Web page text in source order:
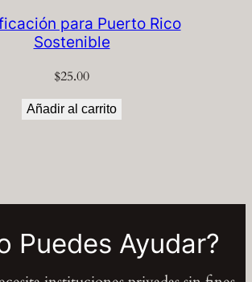
para Puerto Rico
Sostenible
$25.00
Añadir al carrito
Puedes Ayudar?